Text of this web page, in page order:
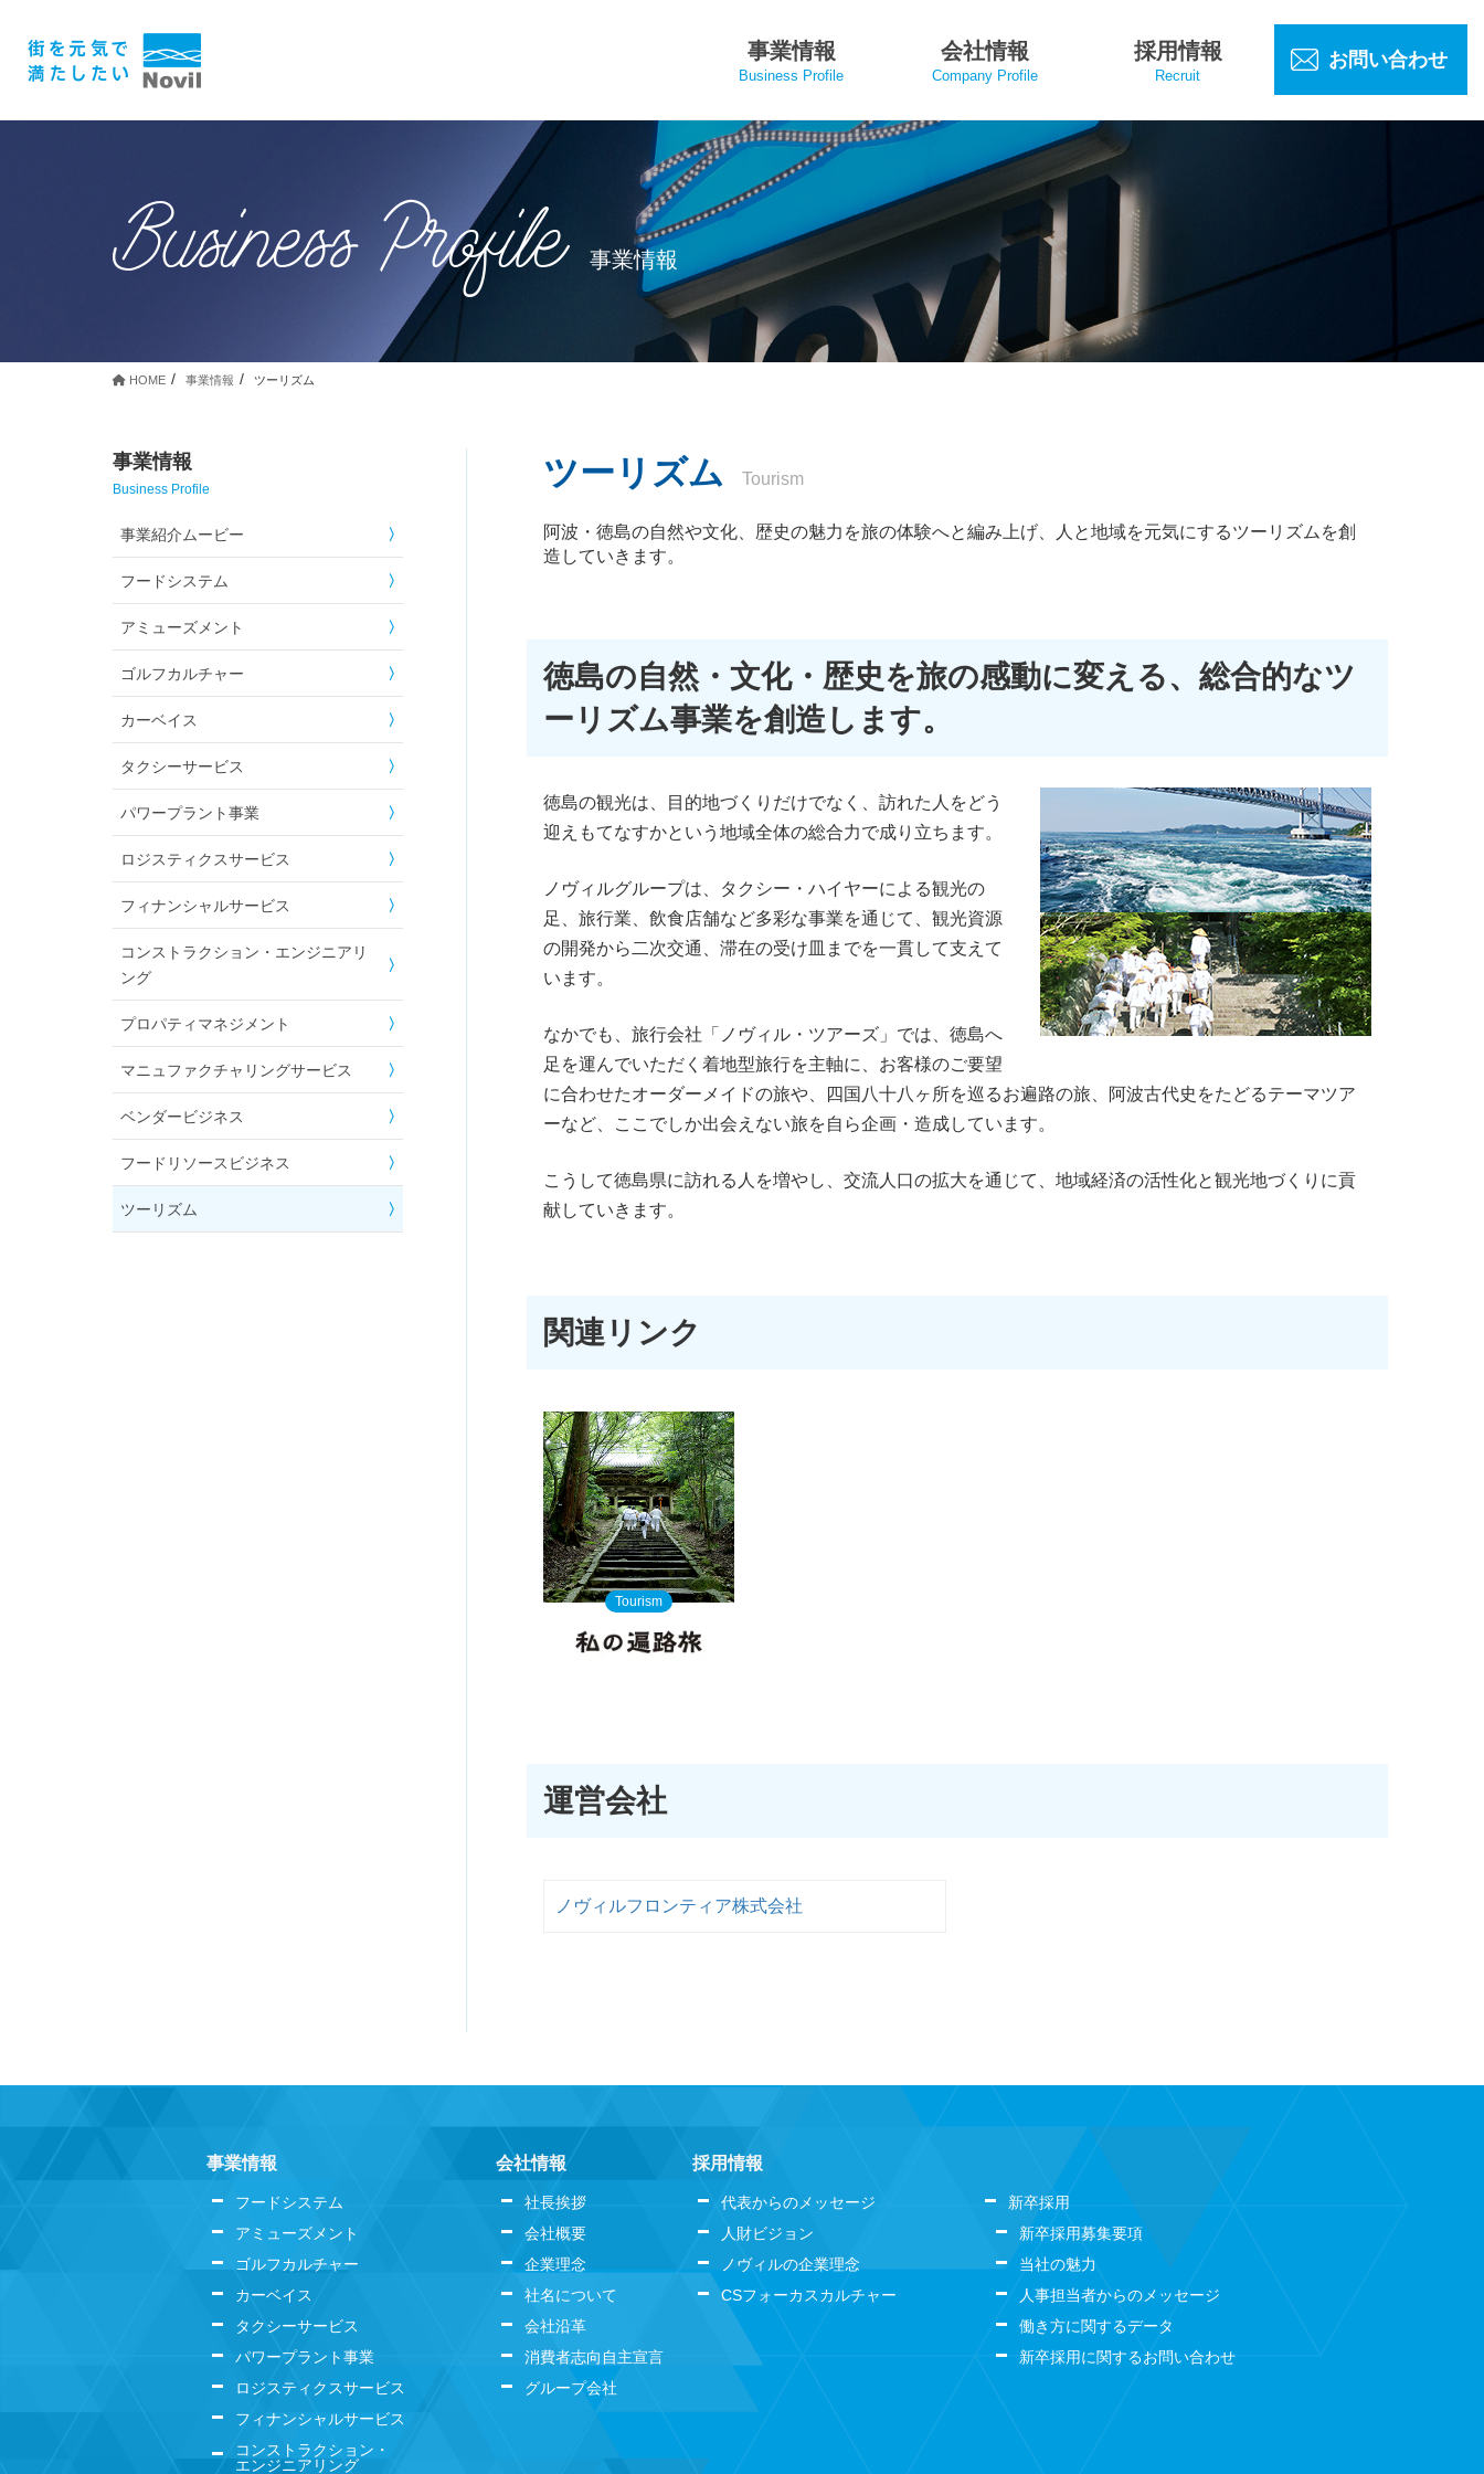
事業情報
Business Profile
会社情報
Company Profile
採用情報
Recruit
お問い合わせ
Business Profile 事業情報
HOME 事業情報 ツーリズム
ツーリズム Tourism
阿波・徳島の自然や文化、歴史の魅力を旅の体験へと編み上げ、人と地域を元気にするツーリズムを創
造していきます。
徳島の自然・文化・歴史を旅の感動に変える、総合的なツ
ーリズム事業を創造します。
徳島の観光は、目的地づくりだけでなく、訪れた人をどう
迎えもてなすかという地域全体の総合力で成り立ちます。
ノヴィルグループは、タクシー・ハイヤーによる観光の
足、旅行業、飲食店舗など多彩な事業を通じて、観光資源
の開発から二次交通、滞在の受け皿までを一貫して支えて
います。
なかでも、旅行会社「ノヴィル・ツアーズ」では、徳島へ
足を運んでいただく着地型旅行を主軸に、お客様のご要望
に合わせたオーダーメイドの旅や、四国八十八ヶ所を巡るお遍路の旅、阿波古代史をたどるテーマツア
ーなど、ここでしか出会えない旅を自ら企画・造成しています。
こうして徳島県に訪れる人を増やし、交流人口の拡大を通じて、地域経済の活性化と観光地づくりに貢
献していきます。
関連リンク
Tourism
運営会社
ノヴィルフロンティア株式会社
事業情報
Business Profile
事業紹介ムービー
フードシステム
アミューズメント
ゴルフカルチャー
カーベイス
タクシーサービス
パワープラント事業
ロジスティクスサービス
フィナンシャルサービス
コンストラクション・エンジニアリ
ング
プロパティマネジメント
マニュファクチャリングサービス
ベンダービジネス
フードリソースビジネス
ツーリズム
事業情報
フードシステム
アミューズメント
ゴルフカルチャー
カーベイス
タクシーサービス
パワープラント事業
ロジスティクスサービス
フィナンシャルサービス
コンストラクション・
エンジニアリング
会社情報
社長挨拶
会社概要
企業理念
社名について
会社沿革
消費者志向自主宣言
グループ会社
採用情報
代表からのメッセージ
人財ビジョン
ノヴィルの企業理念
CSフォーカスカルチャー
新卒採用
新卒採用募集要項
当社の魅力
人事担当者からのメッセージ
働き方に関するデータ
新卒採用に関するお問い合わせ